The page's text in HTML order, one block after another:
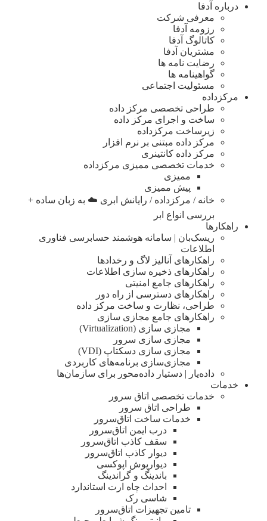
درباره آدفا
معرفی شرکت
رزومه آدفا
کاتالوگ آدفا
مشتریان آدفا
رضایت نامه ها
گواهینامه ها
مسئولیت اجتماعی
مرکزداده
طراحی تخصصی مرکز داده
ساخت و اجرای مرکز داده
زیرساخت مرکزداده
مرکز داده مبتنی بر نرم افزار
مرکز داده کانتینری
خدمات تخصصی ممیزی مرکزداده
ممیزی
پیش ممیزی
خانه / مرکزداده / رایانش ابری ☁️ به زبان ساده +
بررسی انواع ابر
راهکارها
ریسک‌بان | سامانه هوشمند حسابرسی فناوری
اطلاعات
راهکارهای آنالیز لاگ و رخدادها
راهکارهای ذخیره سازی اطلاعات
راهکارهای جامع امنیتی
راهکارهای دسترسی از راه دور
طراحی، نظارت و ساخت مرکز داده
راهکارهای جامع مجازی سازی
مجازی سازی (Virtualization)
مجازی‌ سازی سرور
مجازی‌ سازی دسکتاپ (VDI)
مجازی‌سازی برنامه‌های کاربردی
داده‌یار | دستیار داده‌محور برای سازمان‌ها
خدمات
خدمات تخصصی اتاق سرور
طراحی اتاق‌ سرور
خدمات ساخت اتاق‌سرور
درب ایمن اتاق‌سرور
سقف کاذب اتاق‌سرور
دیوار کاذب اتاق‌سرور
دیوار‌پوش اپوکسی
باندینگ و گراندینگ
احداث چاه ارت استاندارد
شاسی رک
تامین تجهیزات اتاق‌سرور